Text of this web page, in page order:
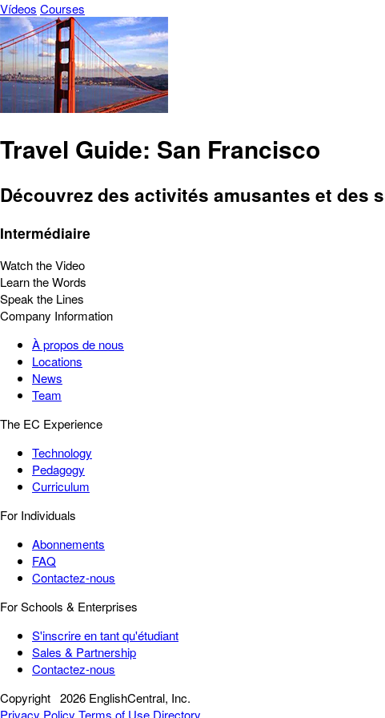
Vídeos Courses
Travel Guide: San Francisco
Découvrez des activités amusantes et des
Intermédiaire
Watch the Video
Learn the Words
Speak the Lines
Company Information
À propos de nous
Locations
News
Team
The EC Experience
Technology
Pedagogy
Curriculum
For Individuals
Abonnements
FAQ
Contactez-nous
For Schools & Enterprises
S'inscrire en tant qu'étudiant
Sales & Partnership
Contactez-nous
Copyright 2026 EnglishCentral, Inc.